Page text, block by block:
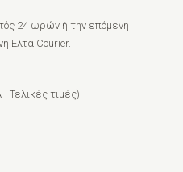
24 ωρών ή την επόμενη
Ελτα Courier.
Τελικές τιμές)